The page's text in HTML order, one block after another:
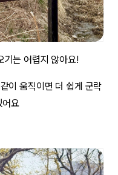
기는 어렵지 않아요!
이 움직이면 더 쉽게 군락
어요